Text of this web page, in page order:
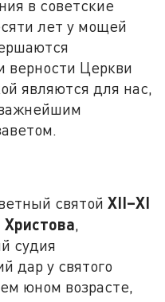
в советские
лет у мощей
верности Церкви
являются для нас,
святойXII–XI
,
судия
дар у святого
юном возрасте,